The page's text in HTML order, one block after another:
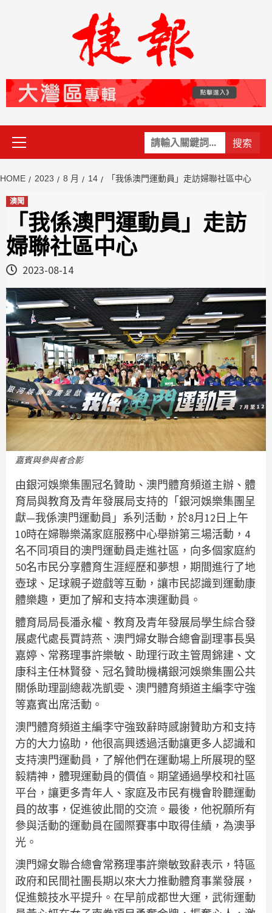
關
鍵
Primary
Menu
HOME 2023 8 月 14 「我係澳門運動員」走訪婦聯社區中心
澳聞
「我係澳門運動員」走訪
婦聯社區中心
2023-08-14
嘉賓與參與者合影
由銀河娛樂集團冠名贊助、澳門體育頻道主辦、體
育局與教育及青年發展局支持的「銀河娛樂集團呈
獻—我係澳門運動員」系列活動，於8月12日上午
10時在婦聯樂滿家庭服務中心舉辦第三場活動，4
名不同項目的澳門運動員走進社區，向多個家庭約
50名市民分享體育生涯經歷和夢想，期間進行了地
壺球、足球親子遊戲等互動，讓市民認識到運動康
體樂趣，更加了解和支持本澳運動員。
體育局局長潘永權、教育及青年發展局學生綜合發
展處代處長賈詩燕、澳門婦女聯合總會副理事長吳
嘉婷、常務理事許樂敏、助理行政主管周錦建、文
康科主任林賢發、冠名贊助機構銀河娛樂集團公共
關係助理副總裁冼凱雯、澳門體育頻道主編李守強
等嘉賓出席活動。
澳門體育頻道主編李守強致辭時感謝贊助方和支持
方的大力協助，他很高興透過活動讓更多人認識和
支持澳門運動員，了解他們在運動場上所展現的堅
毅精神，體現運動員的價值。期望通過學校和社區
平台，讓更多青年人、家庭及市民有機會聆聽運動
員的故事，促進彼此間的交流。最後，他祝願所有
參與活動的運動員在國際賽事中取得佳績，為澳爭
光。
澳門婦女聯合總會常務理事許樂敏致辭表示，特區
政府和民間社團長期以來大力推動體育事業發展，
促進競技水平提升。在早前成都世大運，武術運動